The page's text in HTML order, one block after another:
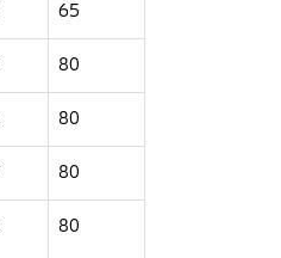
65
80
80
80
80